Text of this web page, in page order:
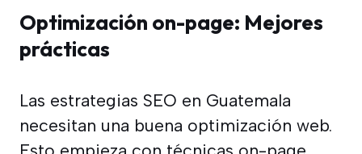
Optimización on-page: Mejores
prácticas
Las estrategias SEO en Guatemala
necesitan una buena optimización web.